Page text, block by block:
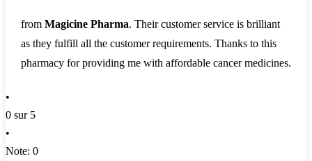
from Magicine Pharma. Their customer service is brilliant
as they fulfill all the customer requirements. Thanks to this
pharmacy for providing me with affordable cancer medicines.
•
0 sur 5
•
Note: 0